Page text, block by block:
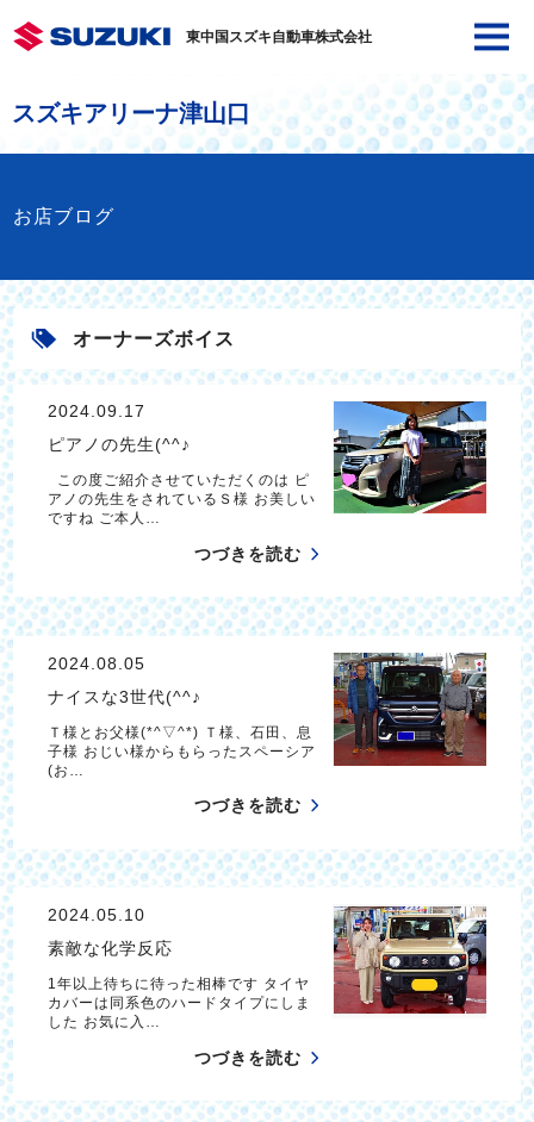
東中国スズキ自動車株式会社
スズキアリーナ津山口
お店ブログ
オーナーズボイス
2024.09.17
ピアノの先生(^^♪
この度ご紹介させていただくのは ピ
アノの先生をされているＳ様 お美しい
ですね ご本人…
つづきを読む
2024.08.05
ナイスな3世代(^^♪
Ｔ様とお父様(*^▽^*) Ｔ様、石田、息
子様 おじい様からもらったスペーシア
(お…
つづきを読む
2024.05.10
素敵な化学反応
1年以上待ちに待った相棒です タイヤ
カバーは同系色のハードタイプにしま
した お気に入…
つづきを読む